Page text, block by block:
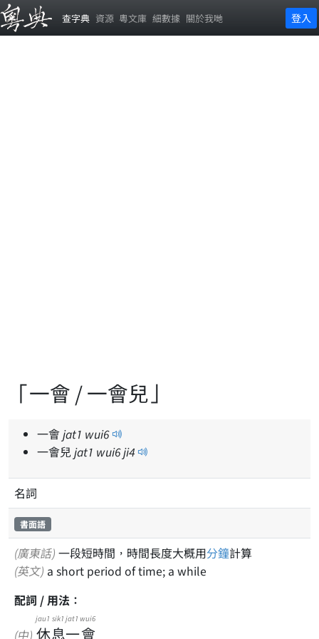
查字典 資源 粵文庫 細數據 關於我哋 登入
「一會 / 一會兒」
一會jat1 wui6
一會兒jat1 wui6ji4
名詞
書面語
(廣東話) 一段短時間，時間長度大概用分鐘計算
(英文) a short period of time; a while
配詞 / 用法：
(中) 休
jau1
息
sik1
一
jat1
會
wui6